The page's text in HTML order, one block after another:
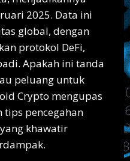
2025. Data ini
global, dengan
protokol DeFi,
Apakah ini tanda
peluang untuk
Crypto mengupas
tips pencegahan
khawatir